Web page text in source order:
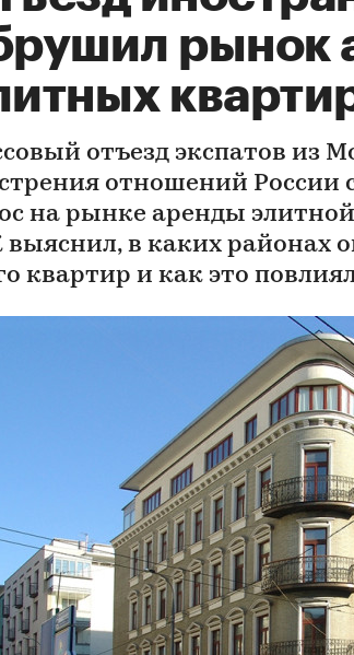
рынок
отъезд экспатов из
отношений России
на рынке аренды
выяснил, в каких районах
квартир и как это